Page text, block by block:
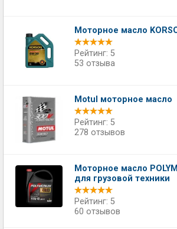
Моторное масло
Рейтинг: 5
53 отзыва
Motul моторное масло
Рейтинг: 5
278 отзывов
Моторное масло
для грузовой техники
Рейтинг: 5
60 отзывов